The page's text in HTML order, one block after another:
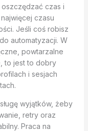
czas i
czasu
Jeśli coś robisz
automatyzacji. W
powtarzalne
to jest to dobry
i sesjach
wyjątków, żeby
retry oraz
Praca na